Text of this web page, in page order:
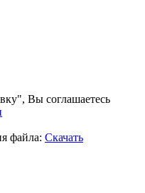
Вы соглашаетесь
файла: Скачать